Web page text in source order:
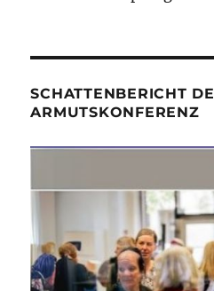
SCHATTENBERICHT
ARMUTSKONFERENZ